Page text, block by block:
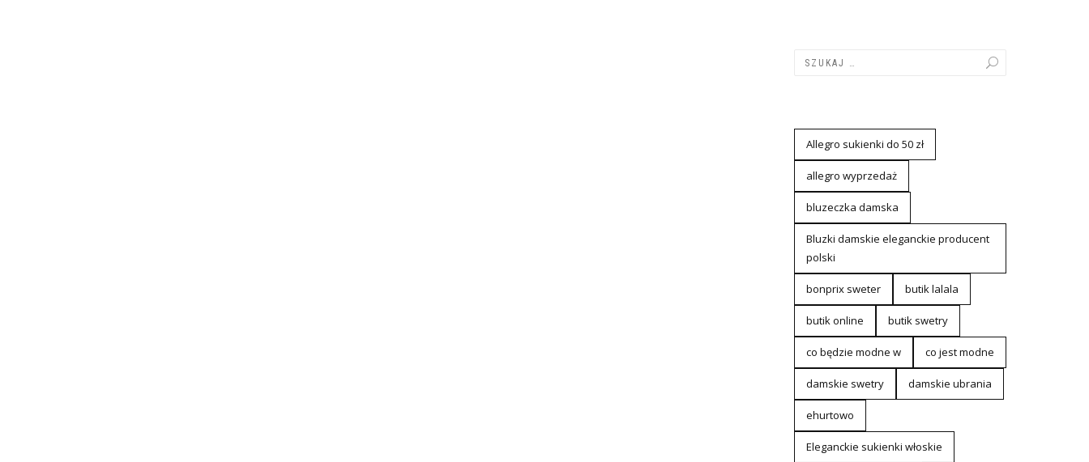
Allegro sukienki do 50 zł
allegro wyprzedaż
bluzeczka damska
Bluzki damskie eleganckie producent
polski
bonprix sweter butik lalala
butik online butik swetry
co będzie modne w co jest modne
damskie swetry damskie ubrania
ehurtowo
Eleganckie sukienki włoskie